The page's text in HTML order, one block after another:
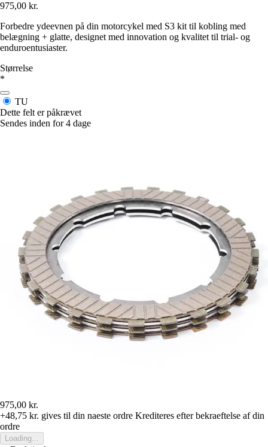
975,00 kr.
Forbedre ydeevnen på din motorcykel med S3 kit til kobling med
belægning + glatte, designet med innovation og kvalitet til trial- og
enduroentusiaster.
Størrelse
*
TU
Dette felt er påkrævet
Sendes inden for 4 dage
975,00 kr.
+48,75 kr. gives til din naeste ordre Krediteres efter bekraeftelse af din
ordre
Loading...